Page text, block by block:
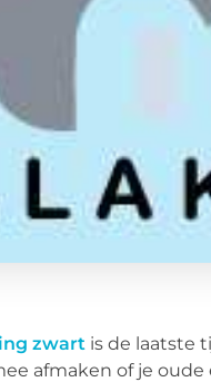
zwart is de laatste
afmaken of je oude